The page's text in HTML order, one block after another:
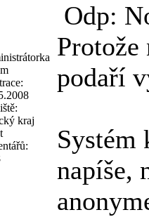
kraj
Odp:
podaří
Systém
napíše,